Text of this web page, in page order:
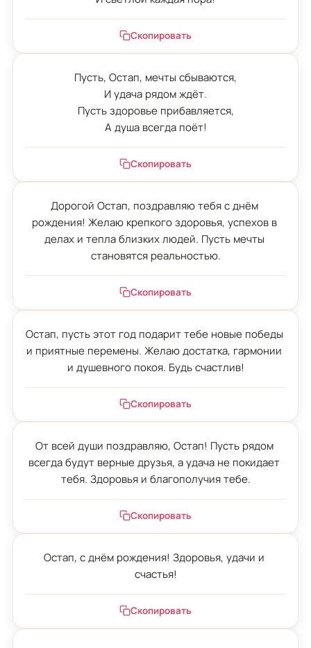
Скопировать
Пусть, Остап, мечты сбываются,
И удача рядом ждёт.
Пусть здоровье прибавляется,
А душа всегда поёт!
Скопировать
Дорогой Остап, поздравляю тебя с днём
рождения! Желаю крепкого здоровья, успехов в
делах и тепла близких людей. Пусть мечты
становятся реальностью.
Скопировать
Остап, пусть этот год подарит тебе новые победы
и приятные перемены. Желаю достатка, гармонии
и душевного покоя. Будь счастлив!
Скопировать
От всей души поздравляю, Остап! Пусть рядом
всегда будут верные друзья, а удача не покидает
тебя. Здоровья и благополучия тебе.
Скопировать
Остап, с днём рождения! Здоровья, удачи и
счастья!
Скопировать